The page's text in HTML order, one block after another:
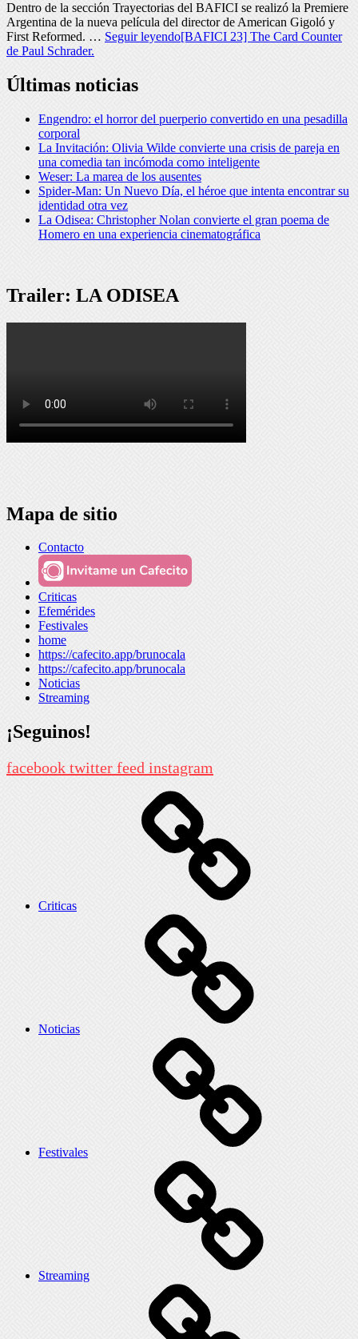
Dentro de la sección Trayectorias del BAFICI se realizó la Premiere
Argentina de la nueva película del director de American Gigoló y
First Reformed. … Seguir leyendo[BAFICI 23] The Card Counter
de Paul Schrader.
Últimas noticias
Engendro: el horror del puerperio convertido en una pesadilla
corporal
La Invitación: Olivia Wilde convierte una crisis de pareja en
una comedia tan incómoda como inteligente
Weser: La marea de los ausentes
Spider-Man: Un Nuevo Día, el héroe que intenta encontrar su
identidad otra vez
La Odisea: Christopher Nolan convierte el gran poema de
Homero en una experiencia cinematográfica
Trailer: LA ODISEA
Mapa de sitio
Contacto
Criticas
Efemérides
Festivales
home
https://cafecito.app/brunocala
https://cafecito.app/brunocala
Noticias
Streaming
¡Seguinos!
facebook twitter feed instagram
Criticas
Noticias
Festivales
Streaming